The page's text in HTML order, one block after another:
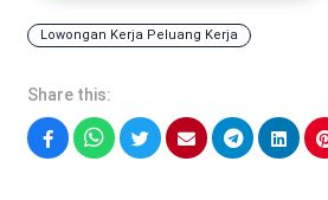
Lowongan Kerja Peluang Kerja
Share this: